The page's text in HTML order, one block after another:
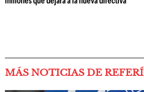
MÁS NOTICIAS DE REFERÍ